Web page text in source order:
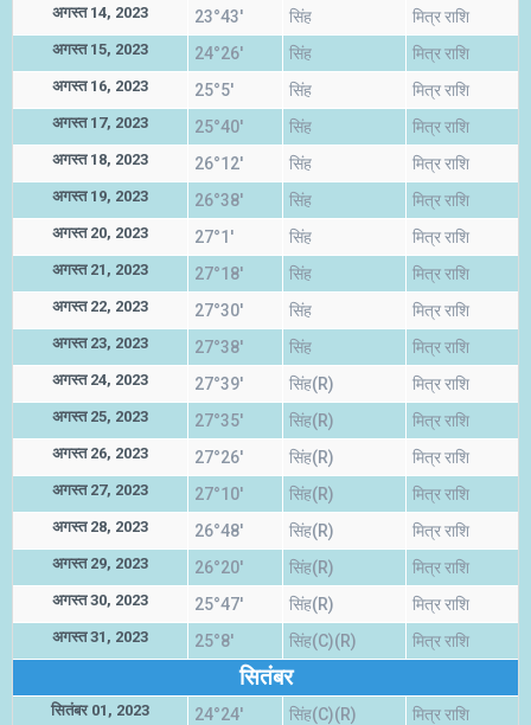
अगस्त 14, 2023 23°43' सिंह मित्र राशि
अगस्त 15, 2023 24°26' सिंह मित्र राशि
अगस्त 16, 2023 25°5' सिंह मित्र राशि
अगस्त 17, 2023 25°40' सिंह मित्र राशि
अगस्त 18, 2023 26°12' सिंह मित्र राशि
अगस्त 19, 2023 26°38' सिंह मित्र राशि
अगस्त 20, 2023 27°1' सिंह मित्र राशि
अगस्त 21, 2023 27°18' सिंह मित्र राशि
अगस्त 22, 2023 27°30' सिंह मित्र राशि
अगस्त 23, 2023 27°38' सिंह मित्र राशि
अगस्त 24, 2023 27°39' सिंह(R) मित्र राशि
अगस्त 25, 2023 27°35' सिंह(R) मित्र राशि
अगस्त 26, 2023 27°26' सिंह(R) मित्र राशि
अगस्त 27, 2023 27°10' सिंह(R) मित्र राशि
अगस्त 28, 2023 26°48' सिंह(R) मित्र राशि
अगस्त 29, 2023 26°20' सिंह(R) मित्र राशि
अगस्त 30, 2023 25°47' सिंह(R) मित्र राशि
अगस्त 31, 2023 25°8' सिंह(C)(R) मित्र राशि
सितंबर
सितंबर 01, 2023 24°24' सिंह(C)(R) मित्र राशि